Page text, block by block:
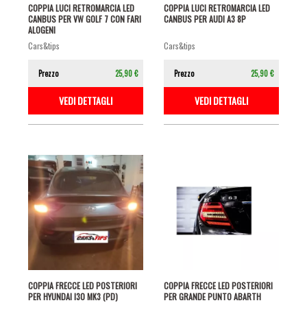
COPPIA LUCI RETROMARCIA LED
CANBUS PER VW GOLF 7 CON FARI
ALOGENI
cars&tips
Prezzo 25,90 €
VEDI DETTAGLI
COPPIA LUCI RETROMARCIA LED
CANBUS PER AUDI A3 8P
cars&tips
Prezzo 25,90 €
VEDI DETTAGLI
COPPIA FRECCE LED POSTERIORI
PER HYUNDAI I30 MK3 (PD)
COPPIA FRECCE LED POSTERIORI
PER GRANDE PUNTO ABARTH